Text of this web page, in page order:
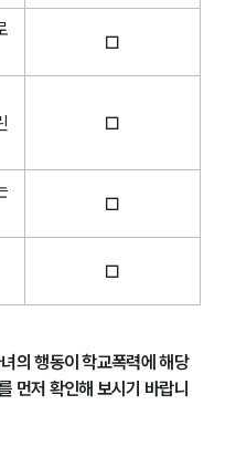
□
□
□
□
의 행동이 학교폭력에 해당
먼저 확인해 보시기 바랍니